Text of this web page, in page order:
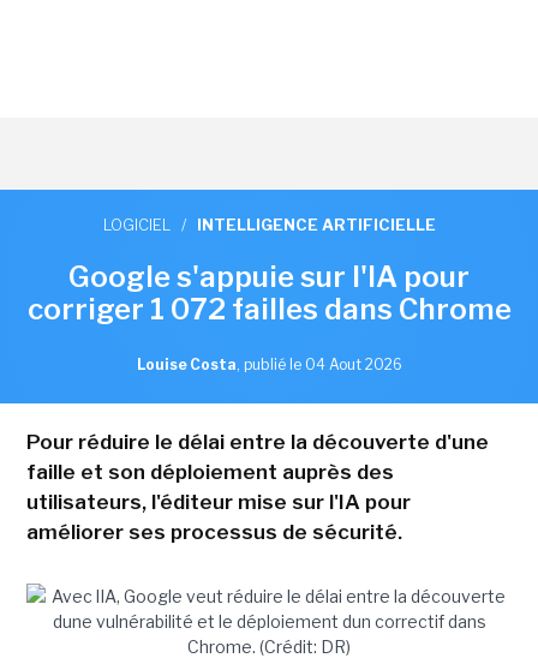
LOGICIEL / INTELLIGENCE ARTIFICIELLE
Google s'appuie sur l'IA pour
corriger 1 072 failles dans Chrome
Louise Costa, publié le 04 Aout 2026
Pour réduire le délai entre la découverte d'une
faille et son déploiement auprès des
utilisateurs, l'éditeur mise sur l'IA pour
améliorer ses processus de sécurité.